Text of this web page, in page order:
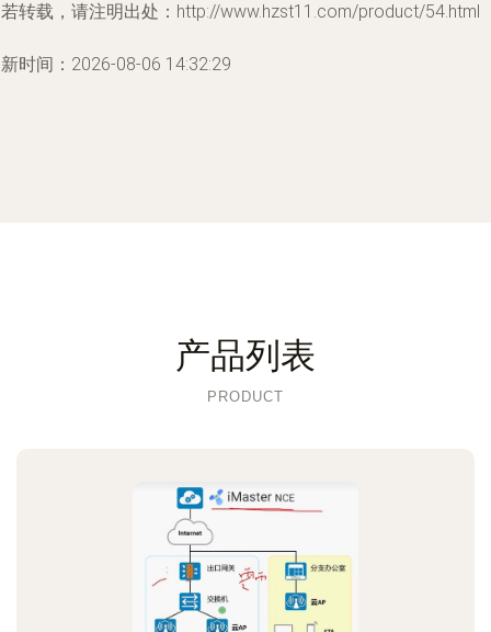
转载，请注明出处：http://www.hzst11.com/product/54.html
时间：2026-08-06 14:32:29
产品列表
PRODUCT